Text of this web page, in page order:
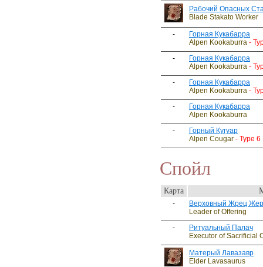
Рабочий Опасных
Blade Stakato Worker
-
Горная Кукабарра
Alpen Kookaburra -
-
Горная Кукабарра
Alpen Kookaburra -
-
Горная Кукабарра
Alpen Kookaburra -
-
Горная Кукабарра
Alpen Kookaburra
-
Горный Кугуар
Alpen Cougar - Type 6
Спойл
Карта
-
Верховный Жрец
Leader of Offering
-
Ритуальный Палач
Executor of Sacrificial
Матерый Лавазавр
Elder Lavasaurus